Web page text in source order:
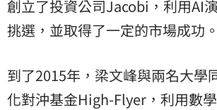
創立了投資公司Jacobi，利用AI
挑選，並取得了一定的市場成功。
到了2015年，梁文峰與兩名大學
化對沖基金High-Flyer，利用數